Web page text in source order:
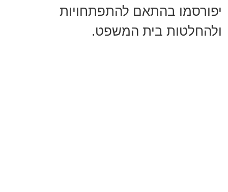
יפורסמו בהתאם להתפתחויות
ולהחלטות בית המשפט.